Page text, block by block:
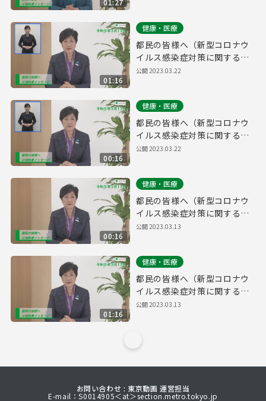
01:16
健康・医療
都民の皆様へ（新型コロナウ
イルス感染症対策に関する知
事メッセージ 手話付き 令和5
公開2023.03.22
00:16
健康・医療
都民の皆様へ（新型コロナウ
イルス感染症対策に関する知
事メッセージ 15秒手話付き
公開2023.03.22
00:16
健康・医療
都民の皆様へ（新型コロナウ
イルス感染症対策に関する知
事メッセージ 15秒版 令和5年
公開2023.03.13
01:16
健康・医療
都民の皆様へ（新型コロナウ
イルス感染症対策に関する知
事メッセージ 令和5年3月13
公開2023.03.13
お問い合わせ : 東京動画 運営担当
E-mail：S0014905＜at＞section.metro.tokyo.jp